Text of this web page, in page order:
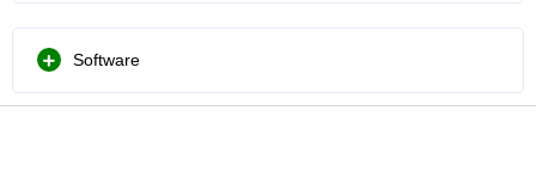
Software